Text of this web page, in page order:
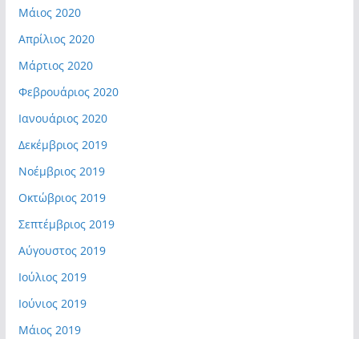
Μάιος 2020
Απρίλιος 2020
Μάρτιος 2020
Φεβρουάριος 2020
Ιανουάριος 2020
Δεκέμβριος 2019
Νοέμβριος 2019
Οκτώβριος 2019
Σεπτέμβριος 2019
Αύγουστος 2019
Ιούλιος 2019
Ιούνιος 2019
Μάιος 2019